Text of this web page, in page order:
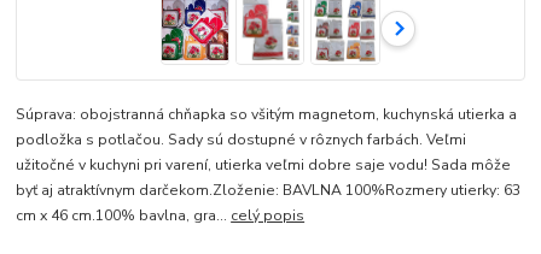
Súprava: obojstranná chňapka so všitým magnetom, kuchynská utierka a
podložka s potlačou. Sady sú dostupné v rôznych farbách. Veľmi
užitočné v kuchyni pri varení, utierka veľmi dobre saje vodu! Sada môže
byť aj atraktívnym darčekom.Zloženie: BAVLNA 100%Rozmery utierky: 63
cm x 46 cm.100% bavlna, gra... celý popis